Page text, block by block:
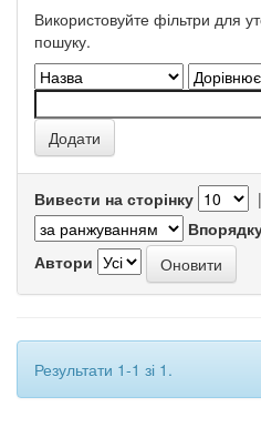
Використовуйте фільтри для
пошуку.
Вивести на сторінку |
Автори
Результати 1-1 зі 1.